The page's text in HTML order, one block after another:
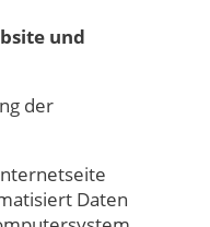
und
der
Daten